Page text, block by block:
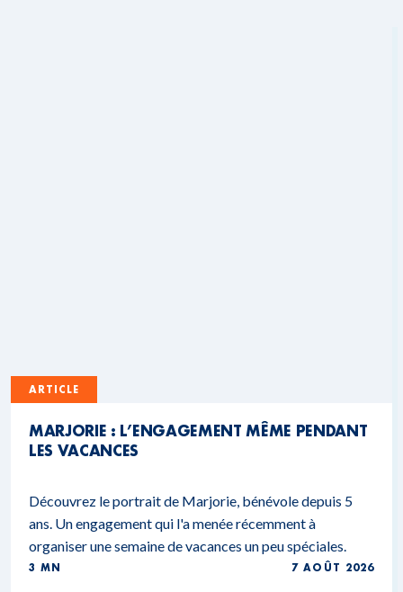
ARTICLE
MARJORIE : L’ENGAGEMENT MÊME PENDANT
LES VACANCES
Découvrez le portrait de Marjorie, bénévole depuis 5
ans. Un engagement qui l'a menée récemment à
organiser une semaine de vacances un peu spéciales.
3 MN 7 AOÛT 2026